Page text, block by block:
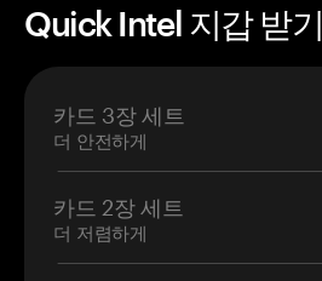
Quick Intel 지갑 받기
카드 3장 세트
더 안전하게
카드 2장 세트
더 저렴하게